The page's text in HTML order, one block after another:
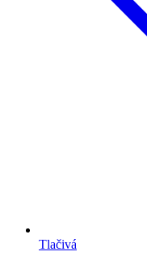
Tlačivá